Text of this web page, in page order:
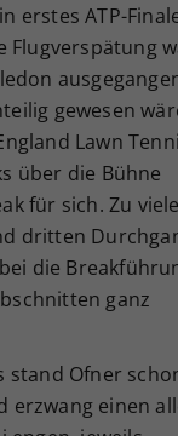
erstes ATP-
Flugverspätung
gewesen
Lawn
über die Bühne
für sich. Zu viele
dritten
die
ganz
stand Ofner
erzwang einen